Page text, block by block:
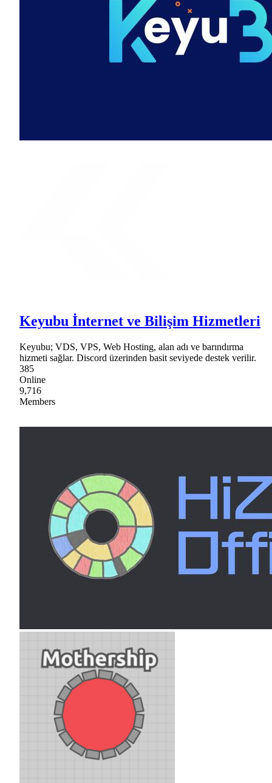
Keyubu İnternet ve Bilişim Hizmetleri
Keyubu; VDS, VPS, Web Hosting, alan adı ve barındırma
hizmeti sağlar. Discord üzerinden basit seviyede destek verilir.
385
Online
9,716
Members